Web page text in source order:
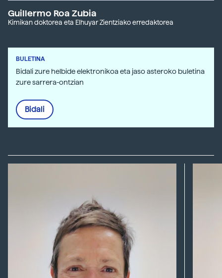
Guillermo Roa Zubia
Kimikan doktorea eta Elhuyar Zientziako erredaktorea
BULETINA
Bidali zure helbide elektronikoa eta jaso asteroko buletina
zure sarrera-ontzian
Bidali